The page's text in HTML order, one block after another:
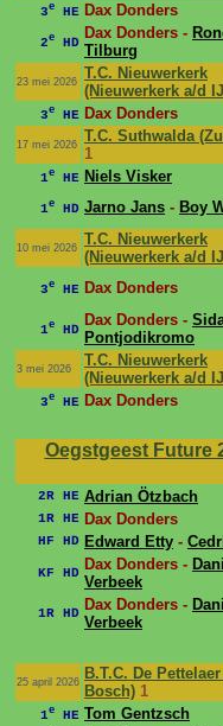
3e HE Dax Donders
2e HD
Dax Donders -
Tilburg
23 mei 2026 T.C. Nieuwerkerk
(Nieuwerkerk a/d
3e HE Dax Donders
17 mei 2026 T.C. Suthwalda
1
1e HE Niels Visker
1e HD Jarno Jans - Boy
10 mei 2026 T.C. Nieuwerkerk
(Nieuwerkerk a/d
3e HE Dax Donders
1e HD
Dax Donders -
Pontjodikromo
3 mei 2026
T.C. Nieuwerkerk
(Nieuwerkerk a/d
3e HE Dax Donders
Oegstgeest Future
2R HE Adrian Ötzbach
1R HE Dax Donders
HF HD Edward Etty -
KF HD Dax Donders -
Verbeek
1R HD Dax Donders -
Verbeek
25 april 2026 B.T.C. De
Bosch) 1
1e HE Tom Gentzsch